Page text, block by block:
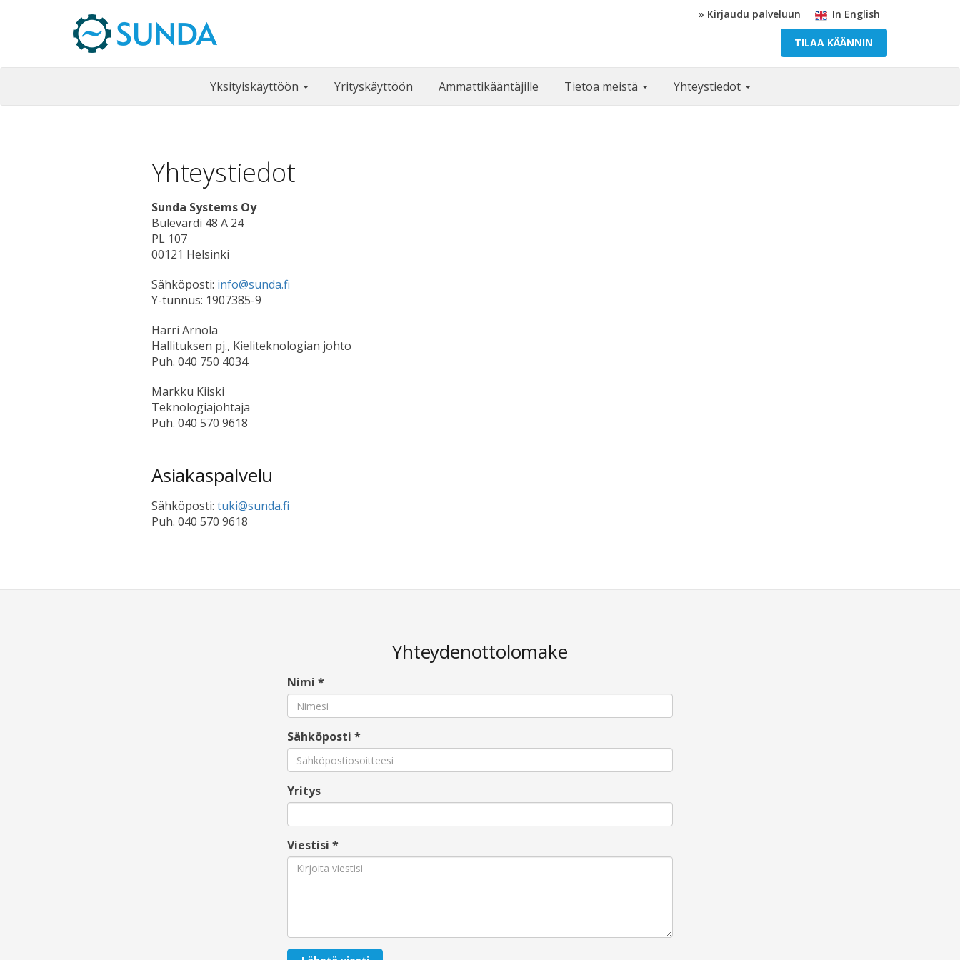
In English
» Kirjaudu palveluun
TILAA KÄÄNNIN
Yksityiskäyttöön Yrityskäyttöön Ammattikääntäjille Tietoa meistä Yhteystiedot
Yhteystiedot
Sunda Systems Oy
Bulevardi 48 A 24
PL 107
00121 Helsinki
Sähköposti: info@sunda.fi
Y-tunnus: 1907385-9
Harri Arnola
Hallituksen pj., Kieliteknologian johto
Puh. 040 750 4034
Markku Kiiski
Teknologiajohtaja
Puh. 040 570 9618
Asiakaspalvelu
Sähköposti: tuki@sunda.fi
Puh. 040 570 9618
Yhteydenottolomake
Nimi *
Sähköposti *
Yritys
Viestisi *